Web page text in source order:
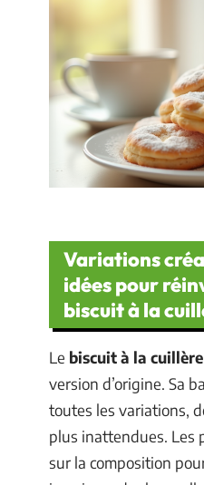
Variations
idées pour
biscuit à la
Le biscuit à la cuillère
version d’origine. Sa
toutes les variations,
plus inattendues. Les
sur la composition